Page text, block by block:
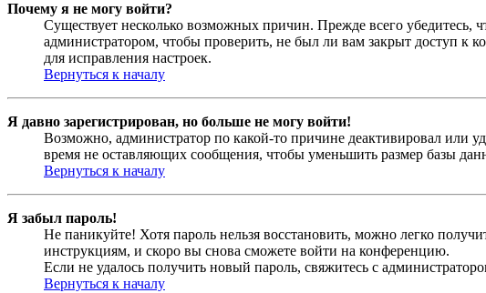
Почему я не могу войти?
Существует несколько возможных причин. Прежде всего убедитесь,
администратором, чтобы проверить, не был ли вам закрыт доступ
для исправления настроек.
Вернуться к началу
Я давно зарегистрирован, но больше не могу войти!
Возможно, администратор по какой-то причине деактивировал или
время не оставляющих сообщения, чтобы уменьшить размер базы
Вернуться к началу
Я забыл пароль!
Не паникуйте! Хотя пароль нельзя восстановить, можно легко
инструкциям, и скоро вы снова сможете войти на конференцию.
Если не удалось получить новый пароль, свяжитесь с
Вернуться к началу